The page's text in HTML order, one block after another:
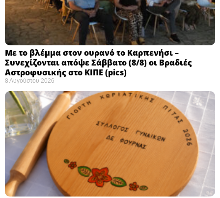
Με το βλέμμα στον ουρανό το Καρπενήσι –
Συνεχίζονται απόψε Σάββατο (8/8) οι Βραδιές
Αστροφυσικής στο ΚΙΠΕ (pics)
8 Αυγούστου 2026